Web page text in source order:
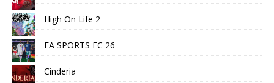
High On Life 2
EA SPORTS FC 26
Cinderia